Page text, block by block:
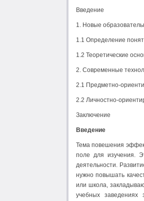
Введение
1. Новые
1.1 Определение
1.2 Теоретические
2. Современные
2.1 Предметно-
2.2 Личностно-
Заключение
Введение
Тема повешения
поле для изучения.
деятельности.
нужно повышать
или школа,
учебных заведениях